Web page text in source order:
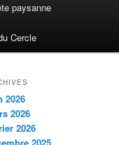
paysanne
Cercle
2026
2026
2026